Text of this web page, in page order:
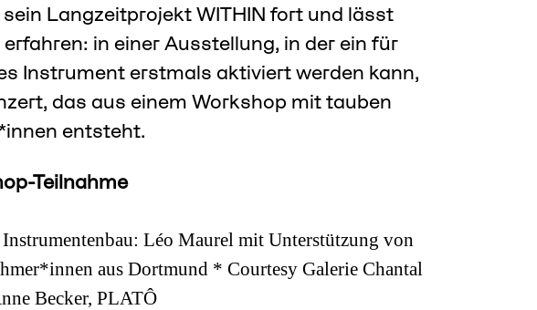
Langzeitprojekt WITHIN fort und lässt
in einer Ausstellung, in der ein für
Instrument erstmals aktiviert werden kann,
das aus einem Workshop mit tauben
entsteht.
Teilnahme
Léo Maurel mit Unterstützung von
aus Dortmund * Courtesy Galerie Chantal
Becker, PLATÔ